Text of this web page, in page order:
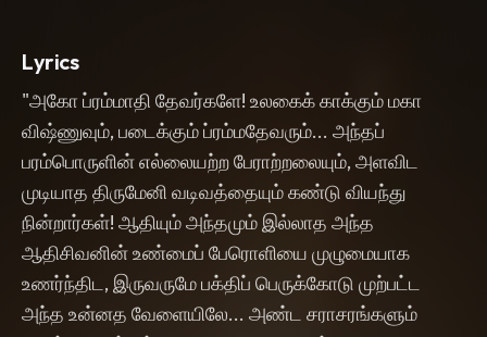
no modern music
no synthesizers
electric equipment,no pop beats. The
only accompaniment is a rustic
acoustic Tanpura drone ,aggressive
rhythmic clashing of heavy Kerala
temple Elathalam cymbals,and a raw
wooden Mridangam playing classical
Tala beats. The recording quality is a
vintage,dusty,mid-century lo-fi analog
mono field recording,mimicking a live
open-air village drama stage with
natural echoing acoustics. Deeply
Lyrics
"அகோ ப்ரம்மாதி தேவர்களே! உலகைக் காக்கும் மகா
விஷ்ணுவும், படைக்கும் ப்ரம்மதேவரும்... அந்தப்
பரம்பொருளின் எல்லையற்ற பேராற்றலையும், அளவிட
முடியாத திருமேனி வடிவத்தையும் கண்டு வியந்து
நின்றார்கள்! ஆதியும் அந்தமும் இல்லாத அந்த
ஆதிசிவனின் உண்மைப் பேரொளியை முழுமையாக
உணர்ந்திட, இருவருமே பக்திப் பெருக்கோடு முற்பட்ட
அந்த உன்னத வேளையிலே... அண்ட சராசரங்களும்